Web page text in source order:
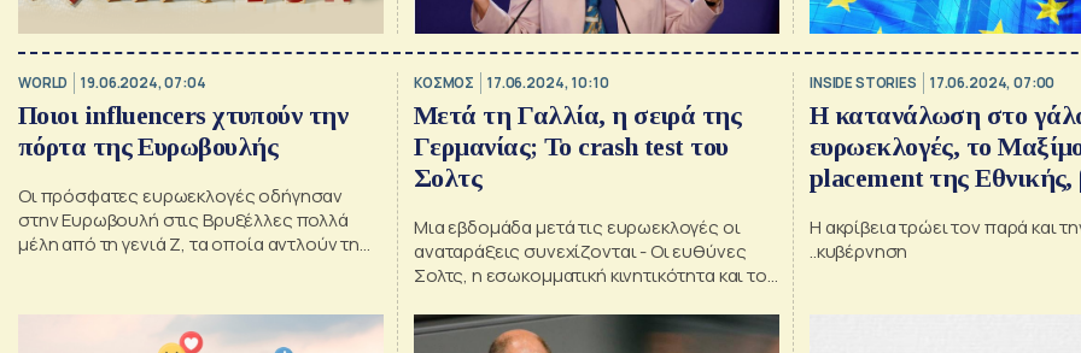
WORLD 19.06.2024, 07:04
Ποιοι influencers χτυπούν την
πόρτα της Ευρωβουλής
Οι πρόσφατες ευρωεκλογές οδήγησαν
στην Ευρωβουλή στις Βρυξέλλες πολλά
μέλη από τη γενιά Ζ, τα οποία αντλούν τη
ΚΟΣΜΟΣ 17.06.2024, 10:10
Μετά τη Γαλλία, η σειρά της
Γερμανίας; Το crash test του
Σολτς
Μια εβδομάδα μετά τις ευρωεκλογές οι
αναταράξεις συνεχίζονται - Οι ευθύνες
Σολτς, η εσωκομματική κινητικότητα και το
INSIDE STORIES 17.06.2024, 07:00
Η κατανάλωση στο
ευρωεκλογές, το
placement της Εθνικής,
«ψαριές» του Σάλλα και
μεταλλείο στη Χίο
Η ακρίβεια τρώει τον παρά και
..κυβέρνηση